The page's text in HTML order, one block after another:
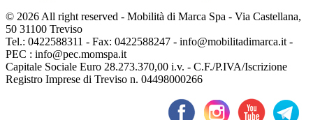
© 2026 All right reserved - Mobilità di Marca Spa - Via Castellana,
50 31100 Treviso
Tel.: 0422588311 - Fax: 0422588247 - info@mobilitadimarca.it -
PEC : info@pec.momspa.it
Capitale Sociale Euro 28.273.370,00 i.v. - C.F./P.IVA/Iscrizione
Registro Imprese di Treviso n. 04498000266